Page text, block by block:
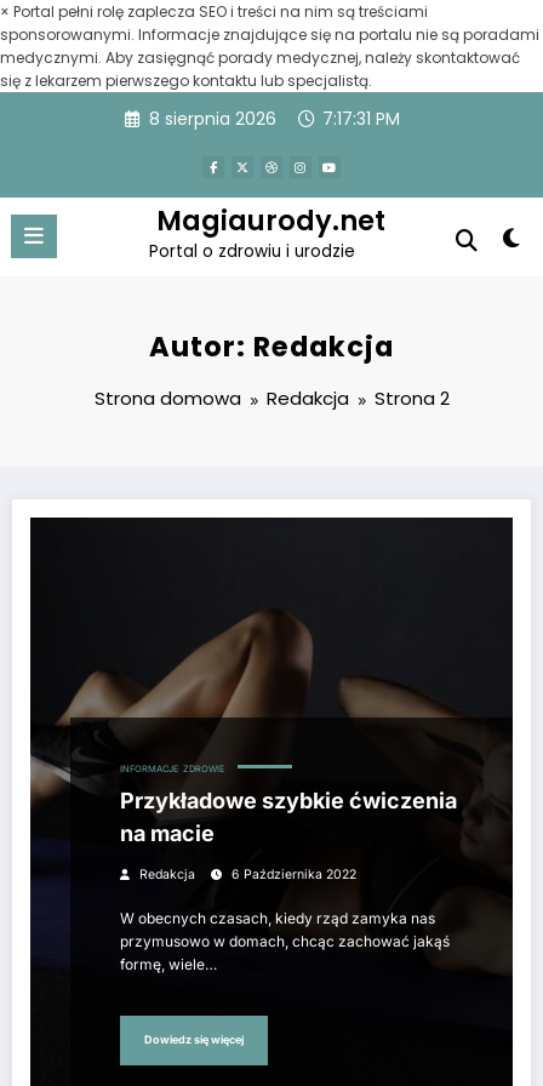
× Portal pełni rolę zaplecza SEO i treści na nim są treściami
sponsorowanymi. Informacje znajdujące się na portalu nie są poradami
medycznymi. Aby zasięgnąć porady medycznej, należy skontaktować
się z lekarzem pierwszego kontaktu lub specjalistą.
8 sierpnia 2026 7:17:31 PM
Magiaurody.net
Portal o zdrowiu i urodzie
Autor: Redakcja
Strona domowa Redakcja Strona 2
INFORMACJE ZDROWIE
Przykładowe szybkie ćwiczenia
na macie
Redakcja 6 Października 2022
W obecnych czasach, kiedy rząd zamyka nas
przymusowo w domach, chcąc zachować jakąś
formę, wiele…
Dowiedz się więcej